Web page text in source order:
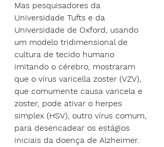
Mas pesquisadores da
Universidade Tufts e da
Universidade de Oxford, usando
um modelo tridimensional de
cultura de tecido humano
imitando o cérebro, mostraram
que o vírus varicella zoster (VZV),
que comumente causa varicela e
zoster, pode ativar o herpes
simplex (HSV), outro vírus comum,
para desencadear os estágios
iniciais da doença de Alzheimer.